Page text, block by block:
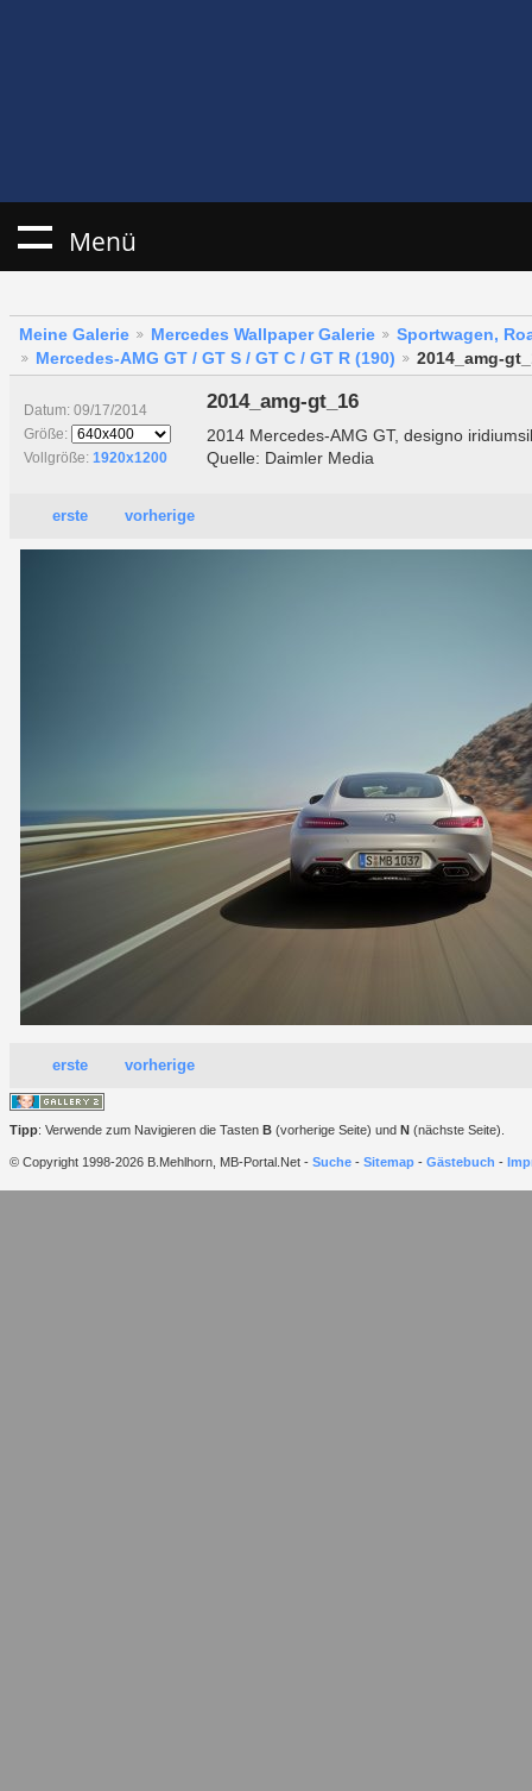
Menü
Meine Galerie Mercedes Wallpaper Galerie
Sportwagen,
Mercedes-AMG GT / GT S / GT C / GT R (190)
2014_amg-
Datum: 09/17/2014
Größe:
Vollgröße: 1920x1200
2014_amg-gt_16
2014 Mercedes-AMG GT, designo
Quelle: Daimler Media
erste vorherige
erste vorherige
Tipp: Verwende zum Navigieren die Tasten B (vorherige Seite) und N (nächste Seite).
© Copyright 1998-2026 B.Mehlhorn, MB-Portal.Net - Suche - Sitemap - Gästebuch -